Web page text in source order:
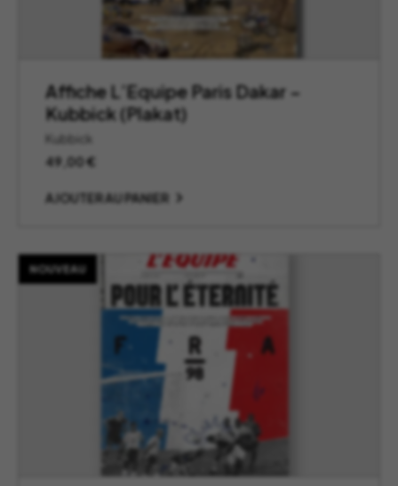
Affiche L’Equipe Paris Dakar –
Kubbick (Plakat)
Kubbick
49,00€
AJOUTER AU PANIER
NOUVEAU